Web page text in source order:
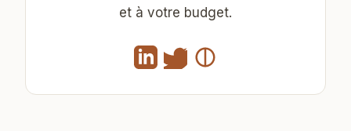
et à votre budget.